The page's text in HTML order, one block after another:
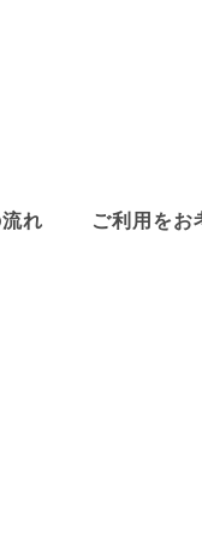
れ ご利用をお